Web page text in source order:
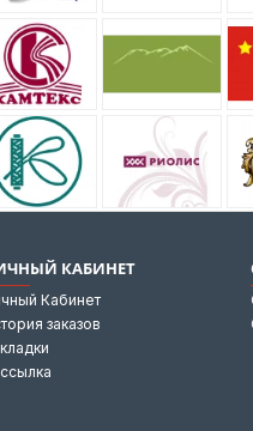
КАБИНЕТ
Кабинет
заказов